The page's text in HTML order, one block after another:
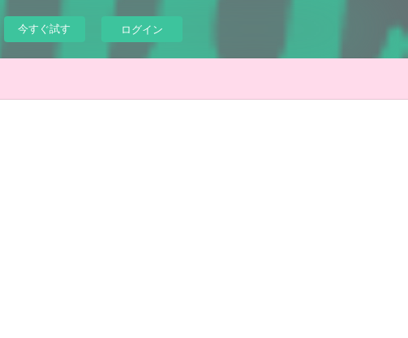
今すぐ試す ログイン